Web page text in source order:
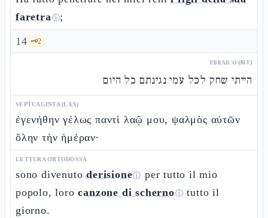
faretraⓘ;
14 🗝️2
EBRAICO (MT)
הייתי שחק לכל עמי נגינתם כל היום
SEPTUAGINTA (LXX)
ἐγενήθην γέλως παντὶ λαῷ μου, ψαλμὸς αὐτῶν
ὅλην τὴν ἡμέραν·
LETTURA ORTODOSSA
sono divenutoderisioneⓘ per tutto il mio
popolo, lorocanzone di schernoⓘ tutto il
giorno.